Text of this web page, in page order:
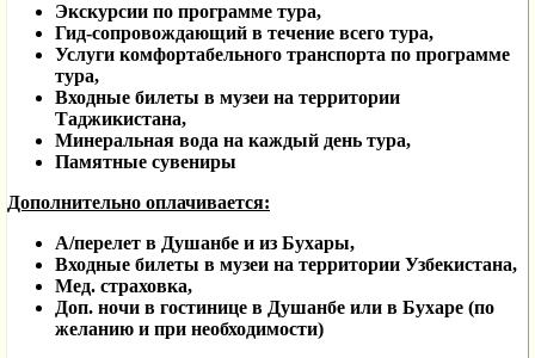
Экскурсии по программе тура,
Гид-сопровождающий в течение всего тура,
Услуги комфортабельного транспорта по программе
тура,
Входные билеты в музеи на территории
Таджикистана,
Минеральная вода на каждый день тура,
Памятные сувениры
Дополнительно оплачивается:
А/перелет в Душанбе и из Бухары,
Входные билеты в музеи на территории Узбекистана,
Мед. страховка,
Доп. ночи в гостинице в Душанбе или в Бухаре (по
желанию и при необходимости)